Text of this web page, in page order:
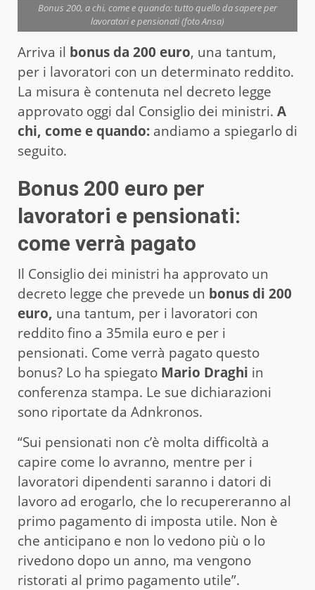
Bonus 200, a chi, come e quando: tutto quello da sapere per
lavoratori e pensionati (foto Ansa)
Arriva il bonus da 200 euro, una tantum,
per i lavoratori con un determinato reddito.
La misura è contenuta nel decreto legge
approvato oggi dal Consiglio dei ministri. A
chi, come e quando: andiamo a spiegarlo di
seguito.
Bonus 200 euro per
lavoratori e pensionati:
come verrà pagato
Il Consiglio dei ministri ha approvato un
decreto legge che prevede un bonus di 200
euro, una tantum, per i lavoratori con
reddito fino a 35mila euro e per i
pensionati. Come verrà pagato questo
bonus? Lo ha spiegato Mario Draghi in
conferenza stampa. Le sue dichiarazioni
sono riportate da Adnkronos.
“Sui pensionati non c’è molta difficoltà a
capire come lo avranno, mentre per i
lavoratori dipendenti saranno i datori di
lavoro ad erogarlo, che lo recupereranno al
primo pagamento di imposta utile. Non è
che anticipano e non lo vedono più o lo
rivedono dopo un anno, ma vengono
ristorati al primo pagamento utile”.